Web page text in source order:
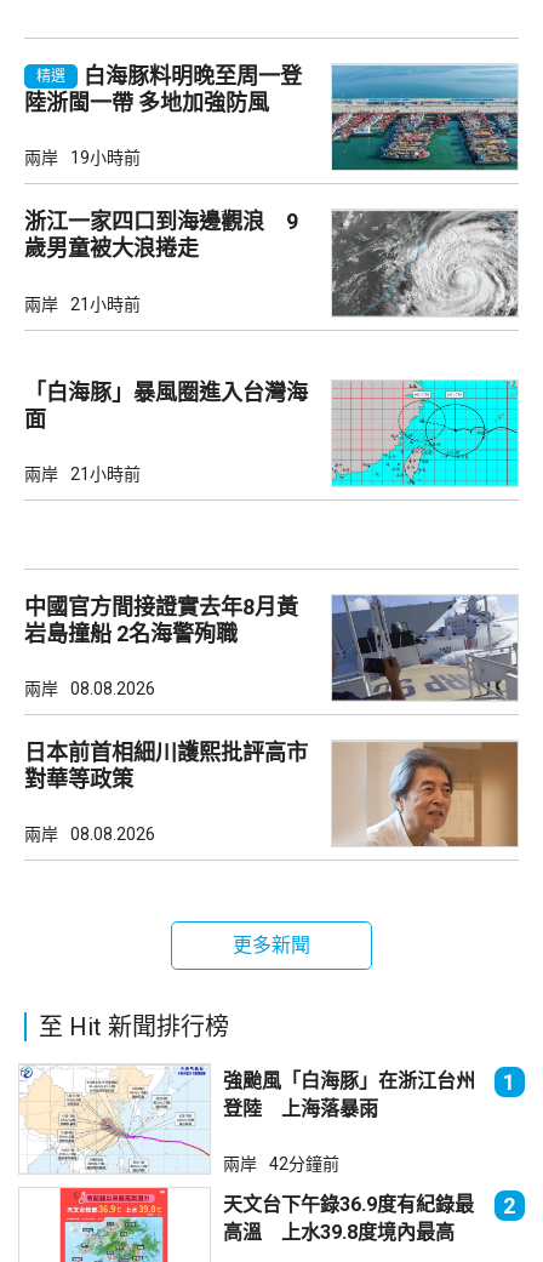
精選
白海豚料明晚至周一登
陸浙閩一帶 多地加強防風
兩岸 19小時前
浙江一家四口到海邊觀浪 9
歲男童被大浪捲走
兩岸 21小時前
「白海豚」暴風圈進入台灣海
面
兩岸 21小時前
中國官方間接證實去年8月黃
岩島撞船 2名海警殉職
兩岸 08.08.2026
日本前首相細川護熙批評高市
對華等政策
兩岸 08.08.2026
更多新聞
至 Hit 新聞排行榜
強颱風「白海豚」在浙江台州
登陸 上海落暴雨
1
兩岸 42分鐘前
天文台下午錄36.9度有紀錄最
高溫 上水39.8度境內最高
2